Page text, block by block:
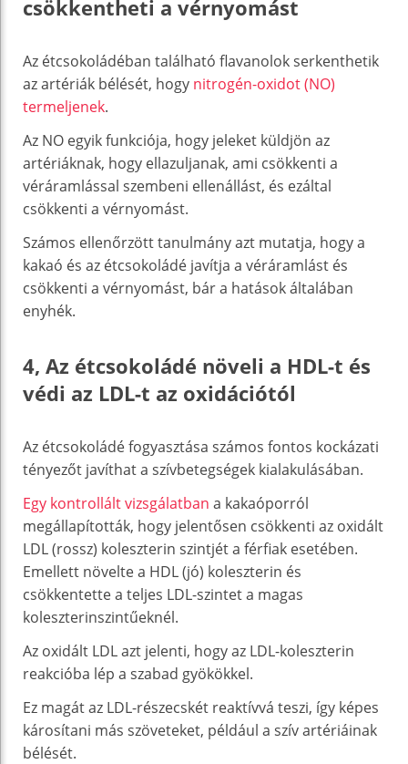
csökkentheti a vérnyomást
Az étcsokoládéban található flavanolok serkenthetik
az artériák bélését, hogy nitrogén-oxidot (NO)
termeljenek.
Az NO egyik funkciója, hogy jeleket küldjön az
artériáknak, hogy ellazuljanak, ami csökkenti a
véráramlással szembeni ellenállást, és ezáltal
csökkenti a vérnyomást.
Számos ellenőrzött tanulmány azt mutatja, hogy a
kakaó és az étcsokoládé javítja a véráramlást és
csökkenti a vérnyomást, bár a hatások általában
enyhék.
4, Az étcsokoládé növeli a HDL-t és
védi az LDL-t az oxidációtól
Az étcsokoládé fogyasztása számos fontos kockázati
tényezőt javíthat a szívbetegségek kialakulásában.
Egy kontrollált vizsgálatban a kakaóporról
megállapították, hogy jelentősen csökkenti az oxidált
LDL (rossz) koleszterin szintjét a férfiak esetében.
Emellett növelte a HDL (jó) koleszterin és
csökkentette a teljes LDL-szintet a magas
koleszterinszintűeknél.
Az oxidált LDL azt jelenti, hogy az LDL-koleszterin
reakcióba lép a szabad gyökökkel.
Ez magát az LDL-részecskét reaktívvá teszi, így képes
károsítani más szöveteket, például a szív artériáinak
bélését.